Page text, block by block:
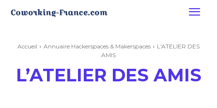
Accueil Annuaire Hackerspaces & Makerspaces
L'ATELIER DES
AMIS
L’ATELIER DES AMIS